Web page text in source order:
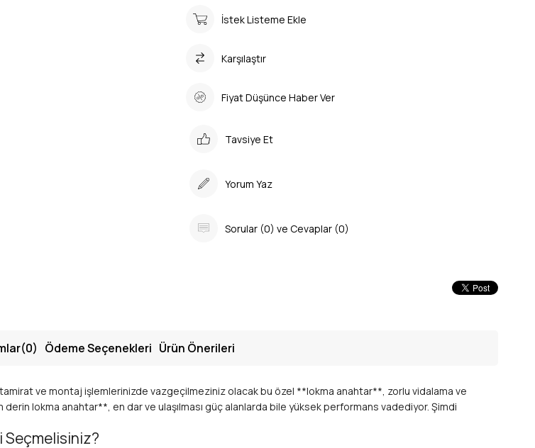
İstek Listeme Ekle
Karşılaştır
Fiyat Düşünce Haber Ver
Tavsiye Et
Yorum Yaz
Sorular (0) ve Cevaplar (0)
(0) Ödeme Seçenekleri Ürün Önerileri
tamirat ve montaj işlemlerinizde vazgeçilmeziniz olacak bu özel **lokma anahtar**, zorlu vidalama ve
lokma anahtar**, en dar ve ulaşılması güç alanlarda bile yüksek performans vadediyor. Şimdi
Seçmelisiniz?